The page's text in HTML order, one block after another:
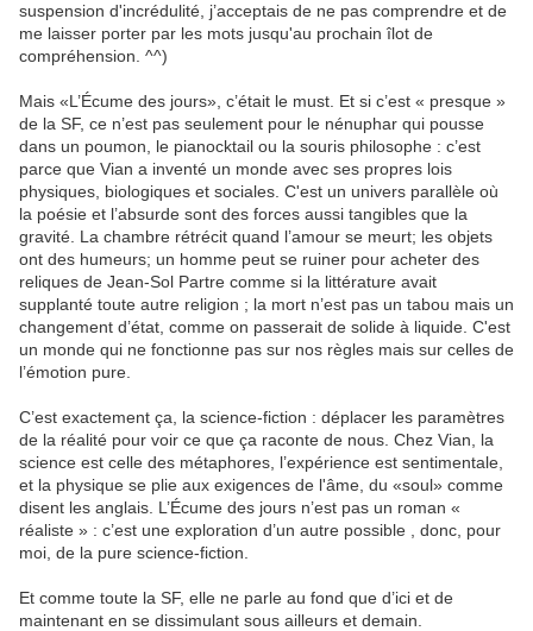
suspension d'incrédulité, j’acceptais de ne pas comprendre et de
me laisser porter par les mots jusqu'au prochain îlot de
compréhension. ^^)
Mais «L’Écume des jours», c’était le must. Et si c’est « presque »
de la SF, ce n’est pas seulement pour le nénuphar qui pousse
dans un poumon, le pianocktail ou la souris philosophe : c’est
parce que Vian a inventé un monde avec ses propres lois
physiques, biologiques et sociales. C'est un univers parallèle où
la poésie et l’absurde sont des forces aussi tangibles que la
gravité. La chambre rétrécit quand l’amour se meurt; les objets
ont des humeurs; un homme peut se ruiner pour acheter des
reliques de Jean-Sol Partre comme si la littérature avait
supplanté toute autre religion ; la mort n’est pas un tabou mais un
changement d’état, comme on passerait de solide à liquide. C'est
un monde qui ne fonctionne pas sur nos règles mais sur celles de
l’émotion pure.
C’est exactement ça, la science-fiction : déplacer les paramètres
de la réalité pour voir ce que ça raconte de nous. Chez Vian, la
science est celle des métaphores, l’expérience est sentimentale,
et la physique se plie aux exigences de l'âme, du «soul» comme
disent les anglais. L’Écume des jours n’est pas un roman «
réaliste » : c’est une exploration d’un autre possible , donc, pour
moi, de la pure science-fiction.
Et comme toute la SF, elle ne parle au fond que d’ici et de
maintenant en se dissimulant sous ailleurs et demain.